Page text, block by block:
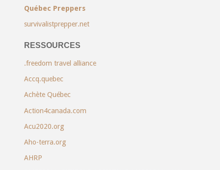
Québec Preppers
survivalistprepper.net
RESSOURCES
.freedom travel alliance
Accq.quebec
Achète Québec
Action4canada.com
Acu2020.org
Aho-terra.org
AHRP